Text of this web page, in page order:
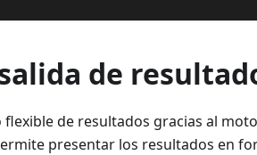
de
de resultados gracias al
presentar los resultados en